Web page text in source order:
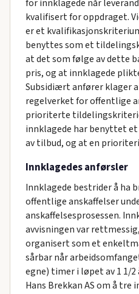
for innklagede når
kvalifisert for oppdraget.
er et
benyttes som et
at det som følge av dette
pris, og at innklagede
Subsidiært anfører klager
regelverket for offentlige
prioriterte
innklagede har benyttet
av tilbud, og at en
Innklagedes anførsler
Innklagede bestrider å ha
offentlige anskaffelser
anskaffelsesprosessen.
avvisningen var
organisert som et
sårbar når
egne) timer i løpet av 1 1/2
Hans Brekkan AS om å